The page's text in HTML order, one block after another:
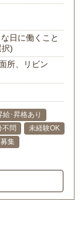
日に働くこと
)
所、リビン
給･昇格あり
不問
未経験OK
集